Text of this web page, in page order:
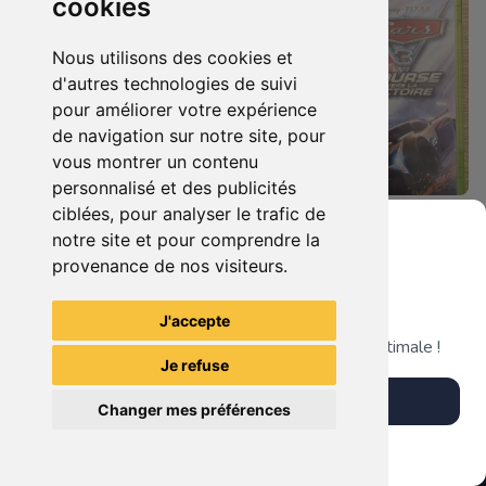
cookies
Nous utilisons des cookies et
d'autres technologies de suivi
pour améliorer votre expérience
de navigation sur notre site, pour
vous montrer un contenu
personnalisé et des publicités
ciblées, pour analyser le trafic de
notre site et pour comprendre la
provenance de nos visiteurs.
J'accepte
Je refuse
Changer mes préférences
19.90 € 0
Castlevania : Lords Of Shadow Xbox 360
19.90 €
TheGamingR83
Grenier du Geek
Télécharge notre app pour une expérience optimale !
Télécharger l'app